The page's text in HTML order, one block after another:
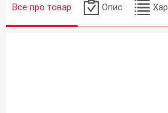
Все про товар Опис